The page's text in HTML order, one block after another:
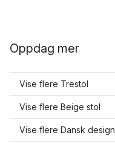
Oppdag mer
Vise flere Trestol
Vise flere Beige stol
Vise flere Dansk design